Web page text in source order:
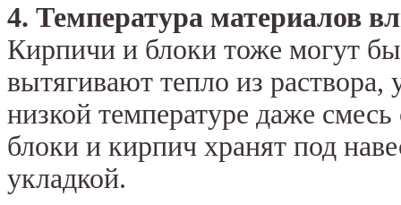
4. Температура материалов
Кирпичи и блоки тоже могут
вытягивают тепло из
низкой температуре даже
блоки и кирпич хранят под
укладкой.